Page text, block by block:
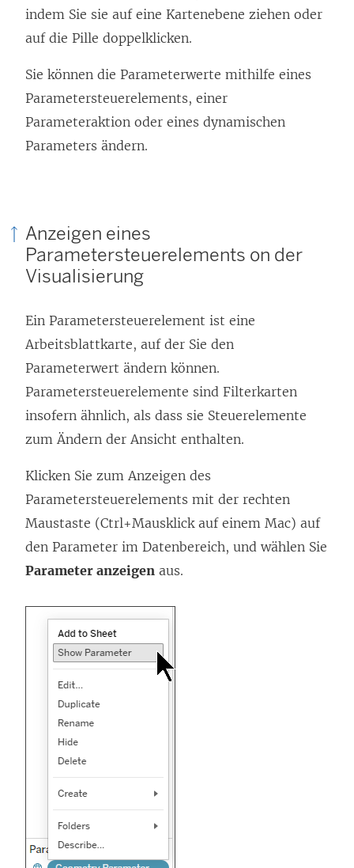
indem Sie sie auf eine Kartenebene ziehen oder
auf die Pille doppelklicken.
Sie können die Parameterwerte mithilfe eines
Parametersteuerelements, einer
Parameteraktion oder eines dynamischen
Parameters ändern.
Anzeigen eines
Parametersteuerelements on der
Visualisierung
Ein Parametersteuerelement ist eine
Arbeitsblattkarte, auf der Sie den
Parameterwert ändern können.
Parametersteuerelemente sind Filterkarten
insofern ähnlich, als dass sie Steuerelemente
zum Ändern der Ansicht enthalten.
Klicken Sie zum Anzeigen des
Parametersteuerelements mit der rechten
Maustaste (Ctrl+Mausklick auf einem Mac) auf
den Parameter im Datenbereich, und wählen Sie
Parameter anzeigen aus.